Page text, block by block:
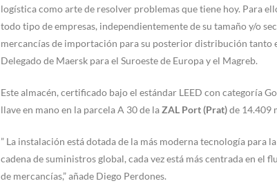
logística como arte de resolver problemas que tiene hoy. Para
todo tipo de empresas, independientemente de su tamaño y/o
mercancías de importación para su posterior distribución tanto
Delegado de Maersk para el Suroeste de Europa y el Magreb.
Este almacén, certificado bajo el estándar LEED con categoría
llave en mano en la parcela A 30 de laZAL Port (Prat)de 14.409
” La instalación está dotada de la más moderna tecnología para
cadena de suministros global, cada vez está más centrada en
de mercancías,” añade Diego Perdones.